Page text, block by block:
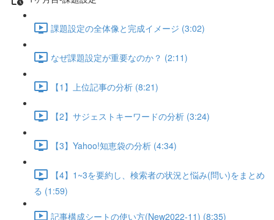
課題設定の全体像と完成イメージ (3:02)
なぜ課題設定が重要なのか？ (2:11)
【1】上位記事の分析 (8:21)
【2】サジェストキーワードの分析 (3:24)
【3】Yahoo!知恵袋の分析 (4:34)
【4】1~3を要約し、検索者の状況と悩み(問い)をまとめ
る (1:59)
記事構成シートの使い方(New2022-11) (8:35)